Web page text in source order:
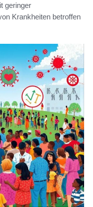
geringer
Krankheiten betroffen